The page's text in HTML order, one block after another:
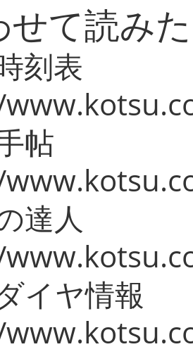
せて読み
刻表
帖
達人
イヤ情報